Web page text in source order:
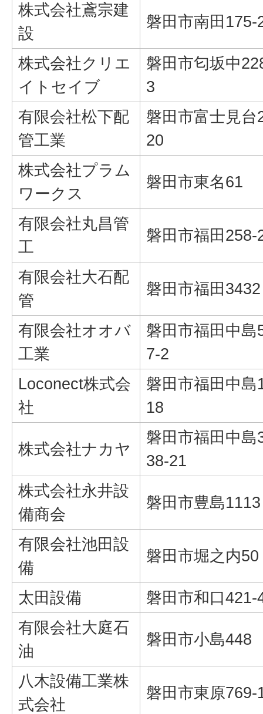
株式会社鳶宗建
設
磐田市南田175-
株式会社クリエ
イトセイブ
磐田市匂坂中
3
有限会社松下配
管工業
磐田市富士見台
20
株式会社プラム
ワークス
磐田市東名61
有限会社丸昌管
工
磐田市福田258-
有限会社大石配
管
磐田市福田3432
有限会社オオバ
工業
磐田市福田中島
7-2
Loconect株式会
社
磐田市福田中島
18
株式会社ナカヤ
磐田市福田中島
38-21
株式会社永井設
備商会
磐田市豊島1113
有限会社池田設
備
磐田市堀之内50
太田設備
磐田市和口421-
有限会社大庭石
油
磐田市小島448
八木設備工業株
式会社
磐田市東原769-